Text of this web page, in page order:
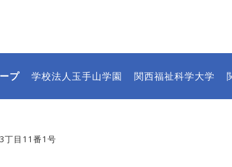
プ 学校法人玉手山学園 関西福祉科学大学
目11番1号